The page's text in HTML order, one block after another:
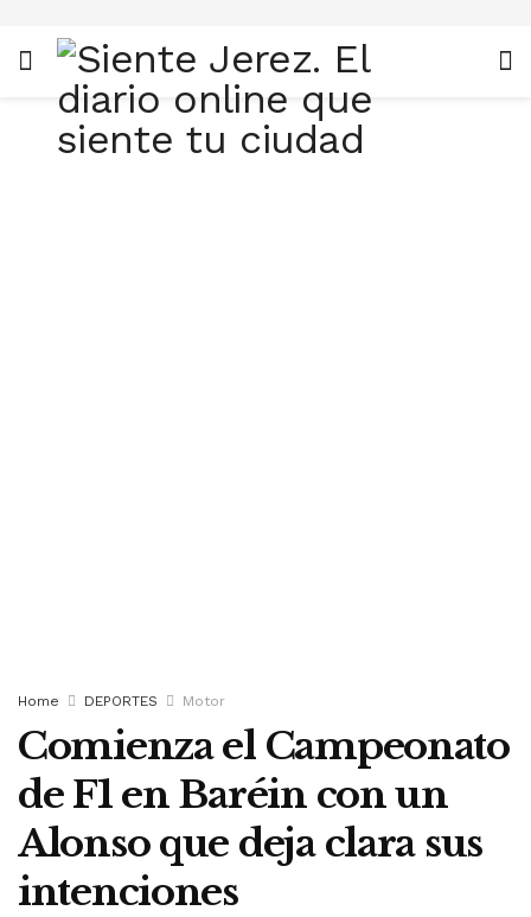
Home DEPORTES Motor
Comienza el Campeonato
de F1 en Baréin con un
Alonso que deja clara sus
intenciones